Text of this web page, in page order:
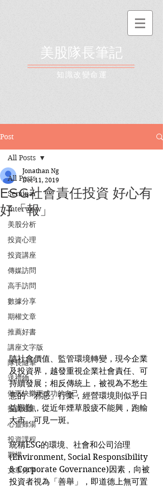
美股隊長筆記
​知識改變命運
Post
All Posts
Seminar
Interview
美股分析
投資心理
投資講座
傳媒訪問
高手訪問
數據分享
期權文章
推薦好書
講座文字版
隊長隨筆
送禮物
做更快樂更成功的自己
投資通訊
心靈雞湯
投資課程
期權
文章分享
All Posts
ESG社會責任投資 好心有
好「報」
Jonathan Ng
Dec 11, 2019
隨社會價值、監管環境轉變，現今企業
及投資界，越發重視企業社會責任、可
持續發展；相反傳統上，被視為不愁生
意的「邪惡」行業，經營環境則似乎日
益艱難，從近年煙草股疲不能興，跑輸
大市，可見一斑。
統稱ESG的環境、社會和公司治理
(Environment, Social Responsibility
& Corporate Governance)因素，向被
投資者視為「善舉」，即道德上無可置